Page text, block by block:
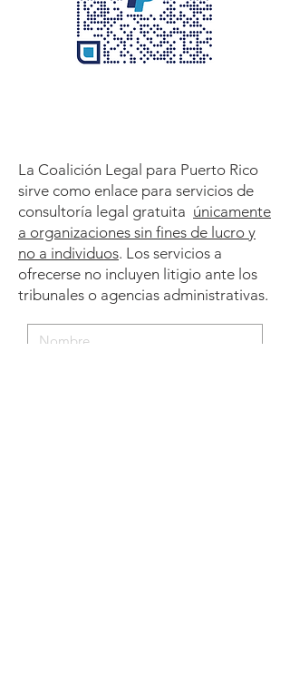
La Coalición Legal para Puerto Rico
sirve como enlace para servicios de
consultoría legal gratuita únicamente
a organizaciones sin fines de lucro y
no a individuos. Los servicios a
ofrecerse no incluyen litigio ante los
tribunales o agencias administrativas.